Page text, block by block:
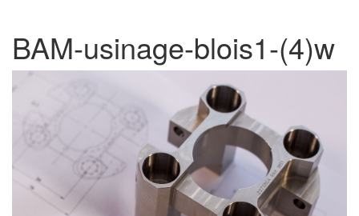
BAM-usinage-blois1-(4)w